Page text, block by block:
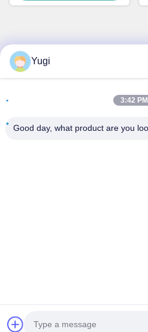
Hızlı İletişim
Oda 502, Bina 5, Qide
Foshan, Guangdong, Çin
Yugi
3:42 PM
Good day, what product are you